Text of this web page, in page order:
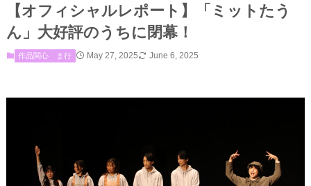
【オフィシャルレポート】「ミットたう
ん」大好評のうちに閉幕！
作品関心 ま行 May 27, 2025 June 6, 2025